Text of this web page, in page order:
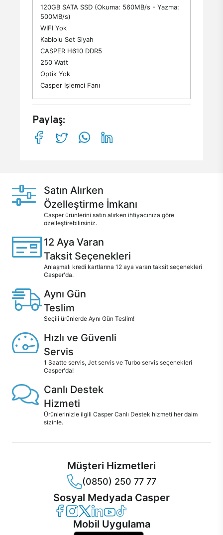
120GB SATA SSD (Okuma: 560MB/s - Yazma:
500MB/s)
WIFI Yok
Kablolu Set Siyah
CASPER H610 DDR5
250 Watt
Optik Yok
Casper İşlemci Fanı
Paylaş:
Satın Alırken
Özelleştirme İmkanı
Casper ürünlerini satın alırken ihtiyacınıza göre
özelleştirebilirsiniz.
12 Aya Varan
Taksit Seçenekleri
Anlaşmalı kredi kartlarına 12 aya varan taksit seçenekleri
Casper'da.
Aynı Gün
Teslim
Seçili ürünlerde Aynı Gün Teslim!
Hızlı ve Güvenli
Servis
1 Saatte servis, Jet servis ve Turbo servis seçenekleri
Casper'da!
Canlı Destek
Hizmeti
Ürünlerinizle ilgili Casper Canlı Destek hizmeti her daim
sizinle.
Müşteri Hizmetleri
(0850) 250 77 77
Sosyal Medyada Casper
Casper Facebook
Casper Instagram
Casper Twitter
Casper LinkedIn
Casper YouTube
Casper TikTok
Mobil Uygulama